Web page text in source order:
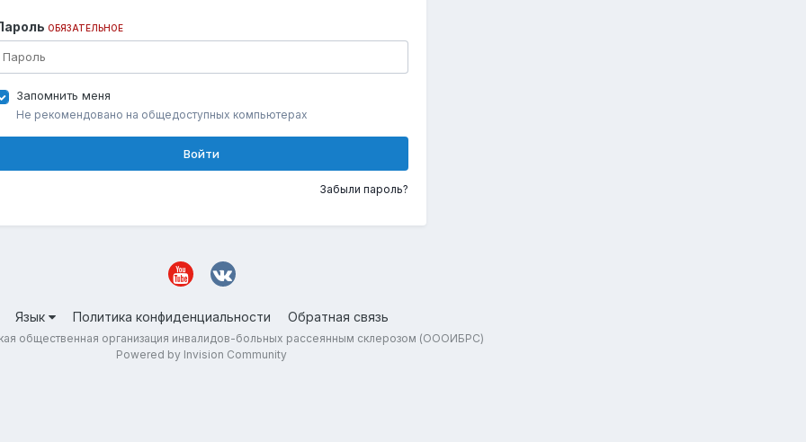
ОБЯЗАТЕЛЬНОЕ
Запомнить меня
Не рекомендовано на общедоступных компьютерах
Войти
Забыли пароль?
Язык Политика конфиденциальности Обратная связь
общественная организация инвалидов-больных рассеянным склерозом (ОООИБРС)
Powered by Invision Community